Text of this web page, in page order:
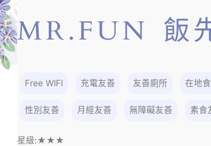
MR.FUN 飯
Free WIFI 充電友善 友善廁所 在地
性別友善 月經友善 無障礙友善 素食
星級:★★★